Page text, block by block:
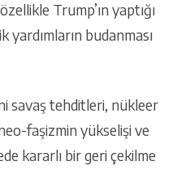
Trump’ın yaptığı
yardımların budanması
savaş tehditleri, nükleer
faşizmin yükselişi ve
kararlı bir geri çekilme